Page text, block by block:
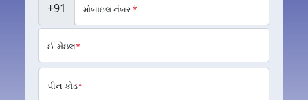
+91 મોબાઇલ નંબર*
ઈ-મેઇલ*
પીન કોડ*